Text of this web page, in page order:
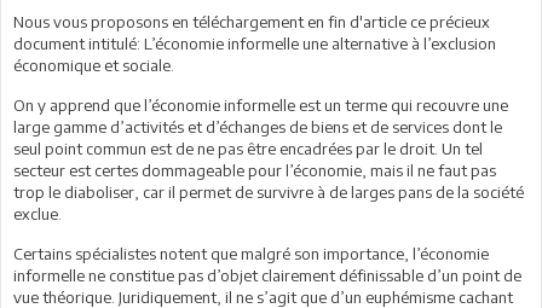
Nous vous proposons en téléchargement en fin d'article ce précieux
document intitulé: L’économie informelle une alternative à l’exclusion
économique et sociale.
On y apprend que l’économie informelle est un terme qui recouvre une
large gamme d’activités et d’échanges de biens et de services dont le
seul point commun est de ne pas être encadrées par le droit. Un tel
secteur est certes dommageable pour l’économie, mais il ne faut pas
trop le diaboliser, car il permet de survivre à de larges pans de la société
exclue.
Certains spécialistes notent que malgré son importance, l’économie
informelle ne constitue pas d’objet clairement définissable d’un point de
vue théorique. Juridiquement, il ne s’agit que d’un euphémisme cachant